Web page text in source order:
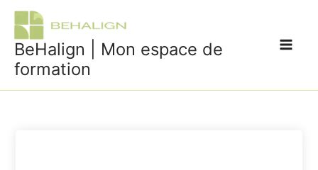
Aller
contenu
BeHalign | Mon espace de
formation